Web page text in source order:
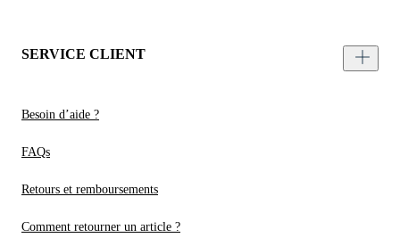
SERVICE CLIENT
Besoin d’aide ?
FAQs
Retours et remboursements
Comment retourner un article ?